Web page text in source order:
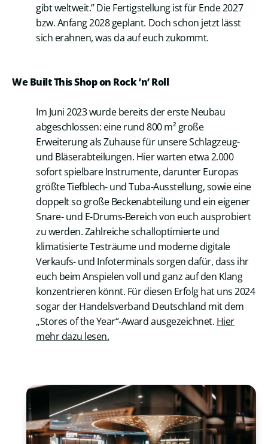
gibt weltweit.” Die Fertigstellung ist für Ende 2027
bzw. Anfang 2028 geplant. Doch schon jetzt lässt
sich erahnen, was da auf euch zukommt.
We Built This Shop on Rock ’n’ Roll
Im Juni 2023 wurde bereits der erste Neubau
abgeschlossen: eine rund 800 m² große
Erweiterung als Zuhause für unsere Schlagzeug-
und Bläserabteilungen. Hier warten etwa 2.000
sofort spielbare Instrumente, darunter Europas
größte Tiefblech- und Tuba-Ausstellung, sowie eine
doppelt so große Beckenabteilung und ein eigener
Snare- und E-Drums-Bereich von euch ausprobiert
zu werden. Zahlreiche schalloptimierte und
klimatisierte Testräume und moderne digitale
Verkaufs- und Infoterminals sorgen dafür, dass ihr
euch beim Anspielen voll und ganz auf den Klang
konzentrieren könnt. Für diesen Erfolg hat uns 2024
sogar der Handelsverband Deutschland mit dem
„Stores of the Year“-Award ausgezeichnet. Hier
mehr dazu lesen.